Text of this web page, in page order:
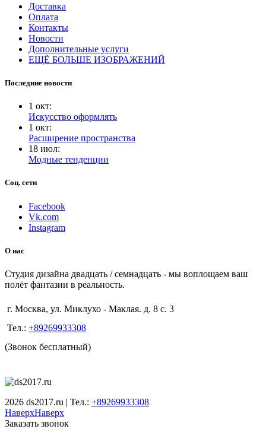
Доставка
Оплата
Контакты
Новости
Дополнительные услуги
ЕЩЁ БОЛЬШЕ ИЗОБРАЖЕНИЙ
Последние новости
1 окт:
Искусство оформлять
1 окт:
Расширение пространства
18 июл:
Модные тенденции
Соц. сети
Facebook
Vk.com
Instagram
О нас
Студия дизайна двадцать / семнадцать - мы воплощаем ваш
полёт фантазии в реальность.
г. Москва, ул. Миклухо - Маклая. д. 8 с. 3
Тел.: +89269933308
(Звонок бесплатный)
2026 ds2017.ru | Тел.: +89269933308
НаверхНаверх
Заказать звонок